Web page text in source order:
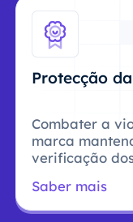
Protecção
Combater a
marca
verificação
Saber mais